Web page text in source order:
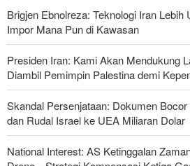
Brigjen Ebnolreza: Teknologi Iran Lebih
Impor Mana Pun di Kawasan
Presiden Iran: Kami Akan Mendukung
Diambil Pemimpin Palestina demi
Skandal Persenjataan: Dokumen
dan Rudal Israel ke UEA Miliaran Dolar
National Interest: AS Ketinggalan